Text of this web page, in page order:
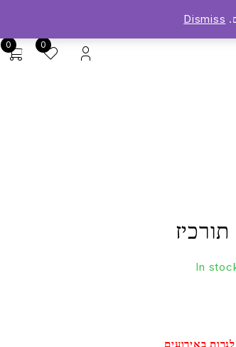
0
0
In
באירועים
Dismiss